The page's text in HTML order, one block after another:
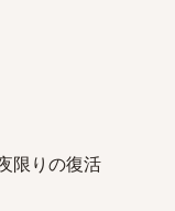
限りの復活